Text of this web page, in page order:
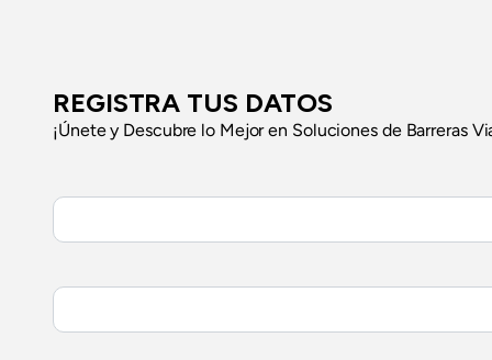
REGISTRA TUS DATOS
¡Únete y Descubre lo Mejor en Soluciones de Barreras